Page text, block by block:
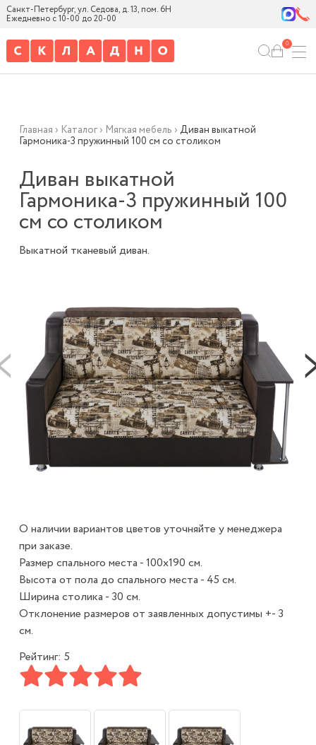
Санкт-Петербург, ул. Седова, д. 13, пом. 6Н
Ежедневно с 10-00 до 20-00
0
Главная › Каталог› Мягкая мебель › Диван выкатной
Гармоника-3 пружинный 100 см со столиком
Диван выкатной
Гармоника-3 пружинный 100
см со столиком
Выкатной тканевый диван.
О наличии вариантов цветов уточняйте у менеджера
при заказе.
Размер спального места - 100х190 см.
Высота от пола до спального места - 45 см.
Ширина столика - 30 см.
Отклонение размеров от заявленных допустимы +- 3
см.
Рейтинг: 5